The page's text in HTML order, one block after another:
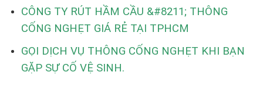
CÔNG TY RÚT HẦM CẦU &#8211; THÔNG
CỐNG NGHẸT GIÁ RẺ TẠI TPHCM
GỌI DỊCH VỤ THÔNG CỐNG NGHẸT KHI BẠN
GẶP SỰ CỐ VỆ SINH.